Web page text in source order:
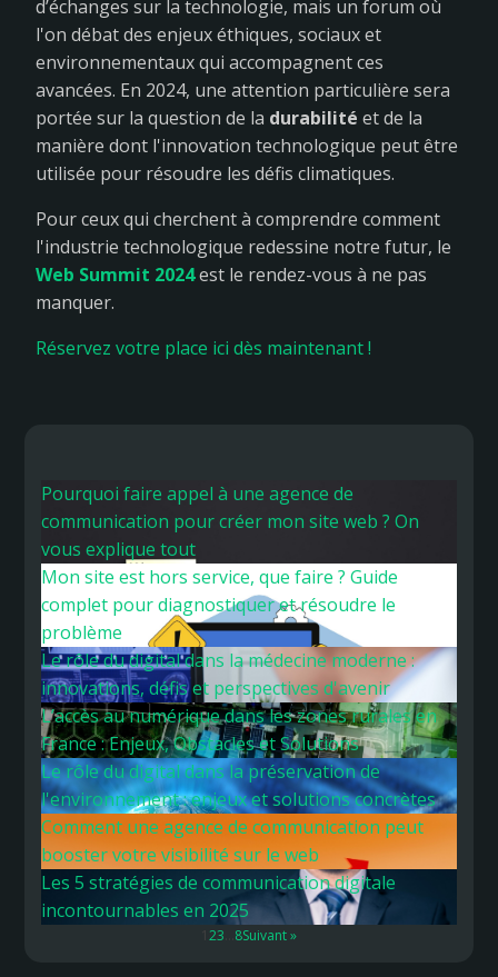
d’échanges sur la technologie, mais un forum où
l'on débat des enjeux éthiques, sociaux et
environnementaux qui accompagnent ces
avancées. En 2024, une attention particulière sera
portée sur la question de la durabilité et de la
manière dont l'innovation technologique peut être
utilisée pour résoudre les défis climatiques.
Pour ceux qui cherchent à comprendre comment
l'industrie technologique redessine notre futur, le
Web Summit 2024est le rendez-vous à ne pas
manquer.
Réservez votre place ici dès maintenant !
Pourquoi faire appel à une agence de
communication pour créer mon site web ? On
vous explique tout
Mon site est hors service, que faire ? Guide
complet pour diagnostiquer et résoudre le
problème
Le rôle du digital dans la médecine moderne :
innovations, défis et perspectives d'avenir
L’accès au numérique dans les zones rurales en
France : Enjeux, Obstacles et Solutions
Le rôle du digital dans la préservation de
l'environnement : enjeux et solutions concrètes
Comment une agence de communication peut
booster votre visibilité sur le web
Les 5 stratégies de communication digitale
incontournables en 2025
123 8Suivant »